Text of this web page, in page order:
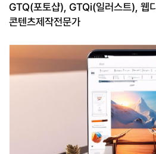
GTQ(포토샵), GTQi(일러스트), 웹
콘텐츠제작전문가